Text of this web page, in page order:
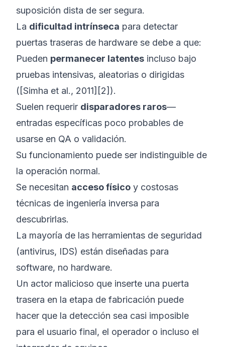
suposición dista de ser segura.
La dificultad intrínseca para detectar
puertas traseras de hardware se debe a que:
Pueden permanecer latentes incluso bajo
pruebas intensivas, aleatorias o dirigidas
([Simha et al., 2011][2]).
Suelen requerir disparadores raros—
entradas específicas poco probables de
usarse en QA o validación.
Su funcionamiento puede ser indistinguible de
la operación normal.
Se necesitan acceso físico y costosas
técnicas de ingeniería inversa para
descubrirlas.
La mayoría de las herramientas de seguridad
(antivirus, IDS) están diseñadas para
software, no hardware.
Un actor malicioso que inserte una puerta
trasera en la etapa de fabricación puede
hacer que la detección sea casi imposible
para el usuario final, el operador o incluso el